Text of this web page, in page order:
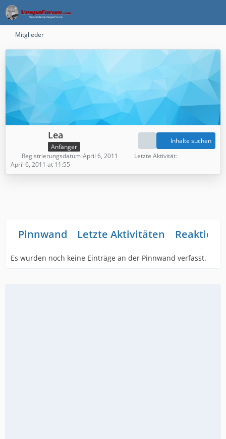
Mitglieder
Lea
Anfänger
Inhalte suchen
Registrierungsdatum April 6, 2011
Letzte Aktivität
April 6, 2011 at 11:55
Pinnwand Letzte Aktivitäten
Es wurden noch keine Einträge an der Pinnwand verfasst.